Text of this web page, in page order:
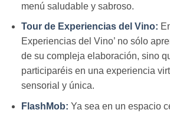
menú saludable y sabroso.
Tour de Experiencias del Vino:
Experiencias del Vino’ no sólo
de su compleja elaboración, sino
participaréis en una experiencia
sensorial y única.
FlashMob: Ya sea en un espacio